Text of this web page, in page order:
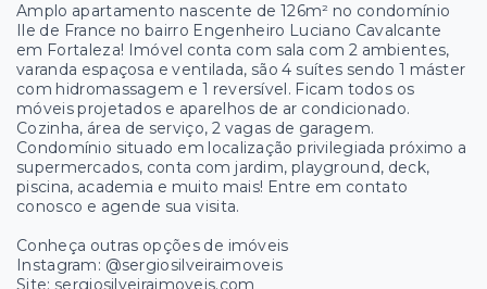
Amplo apartamento nascente de 126m² no condomínio
Ile de France no bairro Engenheiro Luciano Cavalcante
em Fortaleza! Imóvel conta com sala com 2 ambientes,
varanda espaçosa e ventilada, são 4 suítes sendo 1 máster
com hidromassagem e 1 reversível. Ficam todos os
móveis projetados e aparelhos de ar condicionado.
Cozinha, área de serviço, 2 vagas de garagem.
Condomínio situado em localização privilegiada próximo a
supermercados, conta com jardim, playground, deck,
piscina, academia e muito mais! Entre em contato
conosco e agende sua visita.
Conheça outras opções de imóveis
Instagram: @sergiosilveiraimoveis
Site: sergiosilveiraimoveis.com